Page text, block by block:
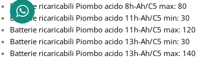
Batterie ricaricabili Piombo acido 8h-Ah/C5 max: 80
Batterie ricaricabili Piombo acido 11h-Ah/C5 min: 30
Batterie ricaricabili Piombo acido 11h-Ah/C5 max: 120
Batterie ricaricabili Piombo acido 13h-Ah/C5 min: 30
Batterie ricaricabili Piombo acido 13h-Ah/C5 max: 140